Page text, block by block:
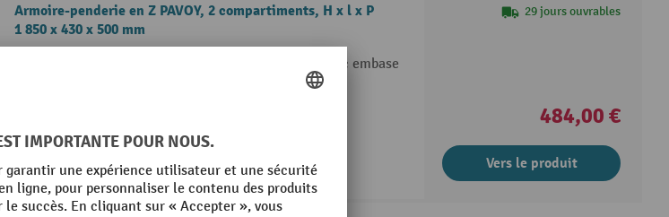
Armoire-penderie en Z PAVOY, 2 compartiments, H x l x P
1 850 x 430 x 500 mm
Armoire-penderie Z PAVOY peu encombrante avec embase
Construction en tôle d’acier soudée solide, avec
24 Variantes
29 jours ouvrables
484,00 €
Vers le produit